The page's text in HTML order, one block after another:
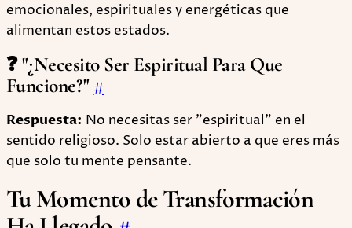
emocionales, espirituales y energéticas que
alimentan estos estados.
❓ "¿Necesito Ser Espiritual Para Que
Funcione?" #
Respuesta: No necesitas ser "espiritual" en el
sentido religioso. Solo estar abierto a que eres más
que solo tu mente pensante.
Tu Momento de Transformación